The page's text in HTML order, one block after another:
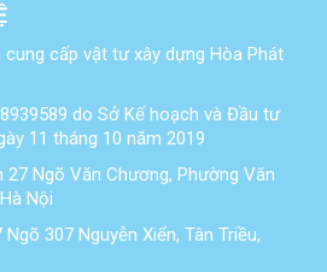
cung cấp vật tư xây dựng Hòa Phát
do Sở Kế hoạch và Đầu tư
11 tháng 10 năm 2019
27 Ngõ Văn Chương, Phường Văn
Nội
307 Nguyễn Xiển, Tân Triều,